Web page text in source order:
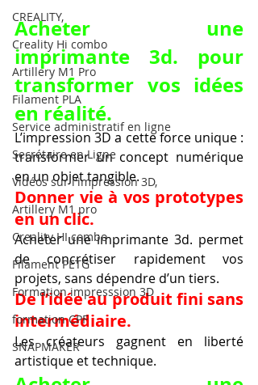
CREALITY,
Creality Hi combo
Artillery M1 Pro
Filament PLA
Service administratif en ligne
Secrétaire en Ligne
Vidéos sur l'impression 3D,
Artillery M1 pro
Creality HI combo
Filament PETG
Formation impresssion 3D
formation CPF
SNAPMAKER
Acheter une
imprimante 3d. pour
transformer vos idées
en réalité.
L’impression 3D a cette force unique :
transformer un concept numérique
en un objet tangible.
Donner vie à vos prototypes
en un clic.
Acheter une imprimante 3d. permet
de concrétiser rapidement vos
projets, sans dépendre d’un tiers.
De l’idée au produit fini sans
intermédiaire.
Les créateurs gagnent en liberté
artistique et technique.